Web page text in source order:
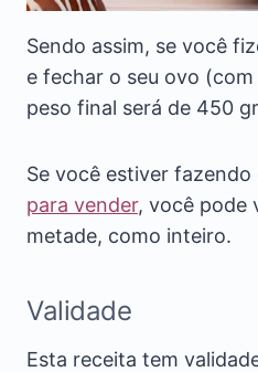
Sendo assim, se você
e fechar o seu ovo
peso final será de 450
Se você estiver fazendo
para vender, você pode
metade, como inteiro.
Validade
Esta receita tem